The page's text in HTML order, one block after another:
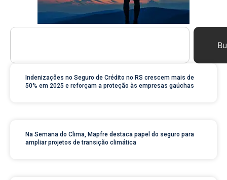
Indenizações no Seguro de Crédito no RS crescem mais de
50% em 2025 e reforçam a proteção às empresas gaúchas
Na Semana do Clima, Mapfre destaca papel do seguro para
ampliar projetos de transição climática